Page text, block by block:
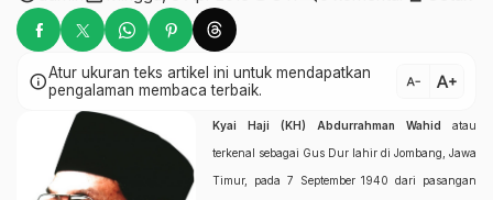
infoAtur ukuran teks artikel ini untuk mendapatkan
pengalaman membaca terbaik.
text_decrease text_increase
Kyai Haji (KH) Abdurrahman Wahid atau
terkenal sebagai Gus Dur lahir di Jombang, Jawa
Timur, pada 7 September 1940 dari pasangan